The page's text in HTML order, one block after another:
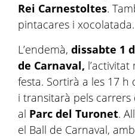
Rei Carnestoltes.
pintacares i xocolatada.
L’endemà, dissabte 1
de Carnaval,
festa. Sortirà a les 17 h
i transitarà pels
al Parc del Turonet.
el Ball de Carnaval, amb